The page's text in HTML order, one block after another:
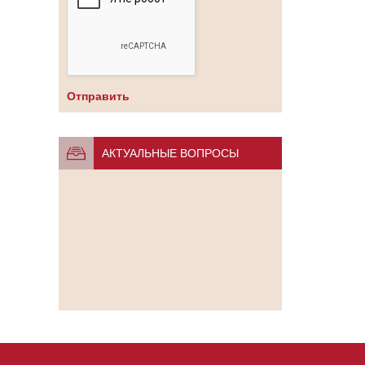
АКТУАЛЬНЫЕ ВОПРОСЫ